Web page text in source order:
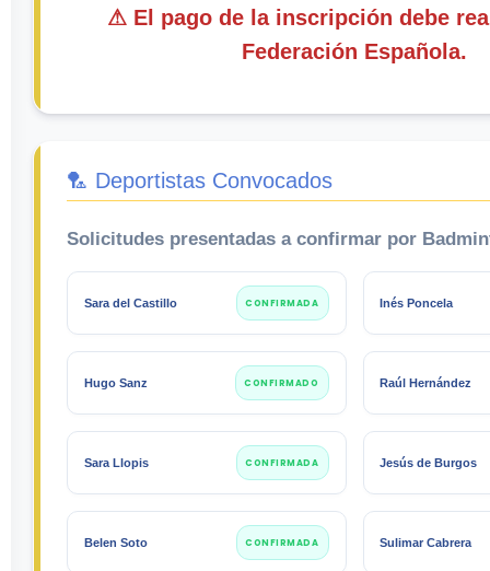
⚠ El pago de la inscripción debe
Federación Española.
🏸 Deportistas Convocados
Solicitudes presentadas a confirmar por
Sara del Castillo CONFIRMADA Inés Poncela
Hugo Sanz CONFIRMADO Raúl Hernández
Sara Llopis CONFIRMADA Jesús de Burgos
Belen Soto CONFIRMADA Sulimar Cabrera